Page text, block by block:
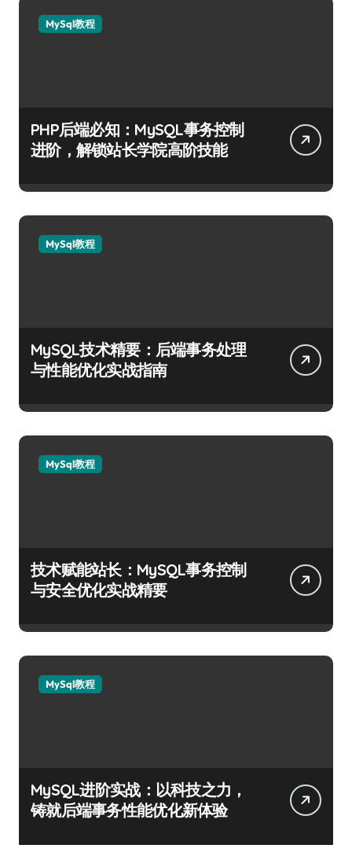
MySql教程
PHP后端必知：MySQL事务控制
进阶，解锁站长学院高阶技能
MySql教程
MySQL技术精要：后端事务处理
与性能优化实战指南
MySql教程
技术赋能站长：MySQL事务控制
与安全优化实战精要
MySql教程
MySQL进阶实战：以科技之力，
铸就后端事务性能优化新体验